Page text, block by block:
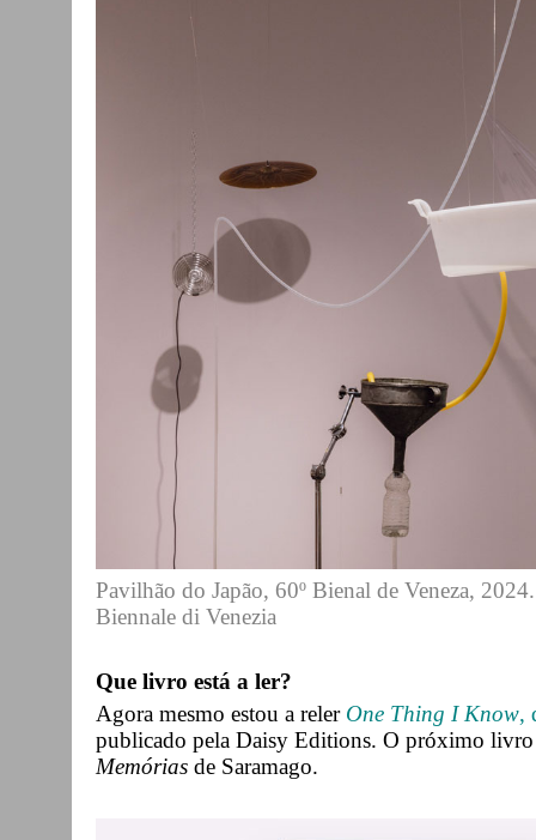
Pavilhão do Japão, 60º Bienal de Veneza,
Biennale di Venezia
Que livro está a ler?
Agora mesmo estou a reler One Thing I Know,
publicado pela Daisy Editions. O próximo livro
Memórias de Saramago.